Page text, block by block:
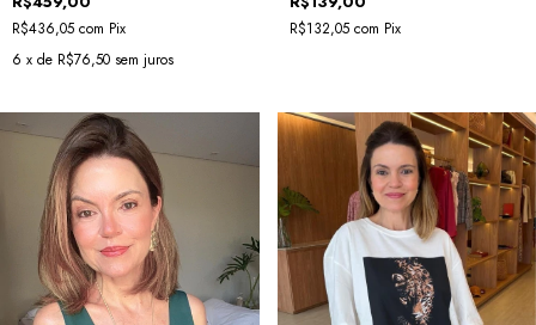
R$436,05 com Pix
6 x de R$76,50 sem juros
R$132,05 com Pix